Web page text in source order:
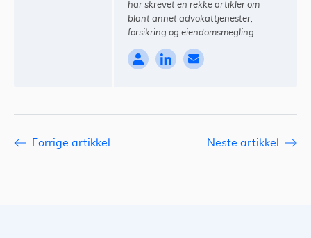
har skrevet en rekke artikler om
blant annet advokattjenester,
forsikring og eiendomsmegling.
Forrige artikkel Neste artikkel